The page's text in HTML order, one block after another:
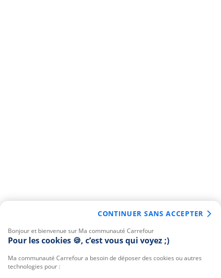
Bonjour et bienvenue sur Ma communauté Carrefour
Pour les cookies 🍪, c’est vous qui voyez ;)
Ma communauté Carrefour a besoin de déposer des cookies ou autres
technologies pour :
CONTINUER SANS ACCEPTER